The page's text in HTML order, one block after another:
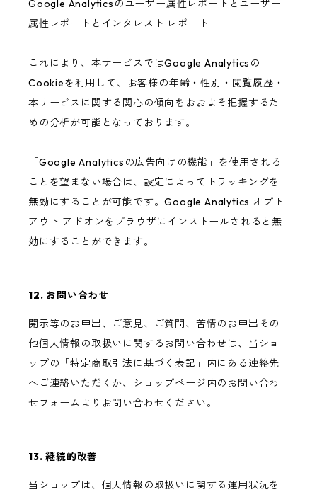
Google Analyticsのユーザー属性レポートとユーザー
属性レポートとインタレスト レポート
これにより、本サービスではGoogle Analyticsの
Cookieを利用して、お客様の年齢・性別・閲覧履歴・
本サービスに関する関心の傾向をおおよそ把握するた
めの分析が可能となっております。
「Google Analyticsの広告向けの機能」を使用される
ことを望まない場合は、設定によってトラッキングを
無効にすることが可能です。Google Analytics オプト
アウト アドオンをブラウザにインストールされると無
効にすることができます。
12. お問い合わせ
開示等のお申出、ご意見、ご質問、苦情のお申出その
他個人情報の取扱いに関するお問い合わせは、当ショ
ップの「特定商取引法に基づく表記」内にある連絡先
へご連絡いただくか、ショップページ内のお問い合わ
せフォームよりお問い合わせください。
13. 継続的改善
当ショップは、個人情報の取扱いに関する運用状況を